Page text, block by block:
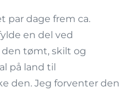
par dage frem ca.
en del ved
den tømt, skilt og
på land til
den. Jeg forventer den